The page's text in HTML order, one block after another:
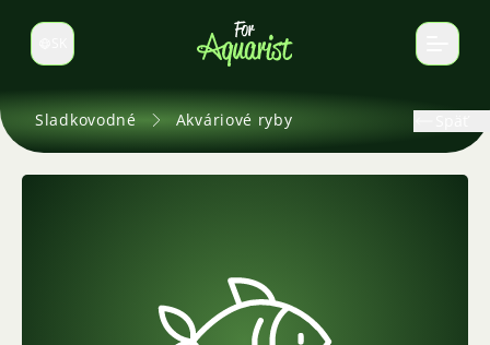
Prepnúť jazyk
Sladkovodné Akváriové ryby